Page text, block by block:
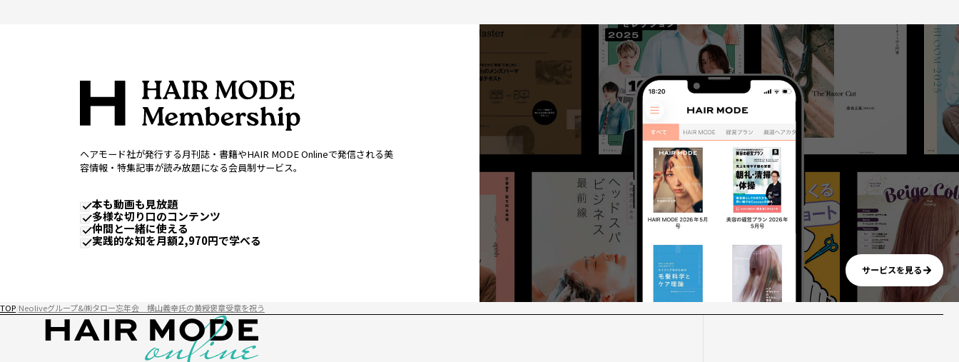
ヘアモード社が発行する月刊誌・書籍やHAIR MODE Onlineで発信される美
容情報・特集記事が読み放題になる会員制サービス。
本も動画も見放題
多様な切り口のコンテンツ
仲間と一緒に使える
実践的な知を月額2,970円で学べる
サービスを見る
TOP Neoliveグループ&㈱タロー忘年会 横山義幸氏の黄綬褒章受章を祝う